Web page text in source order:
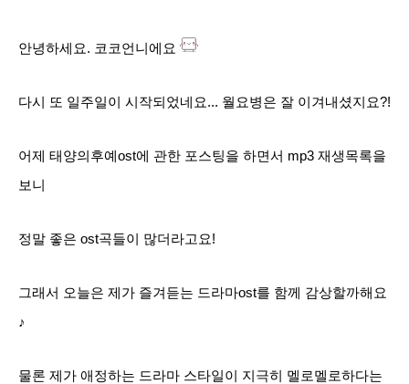
안녕하세요. 코코언니에요
다시 또 일주일이 시작되었네요... 월요병은 잘 이겨내셨지요?!
어제 태양의후예ost에 관한 포스팅을 하면서 mp3 재생목록을
보니
정말 좋은 ost곡들이 많더라고요!
그래서 오늘은 제가 즐겨듣는 드라마ost를 함께 감상할까해요
♪
물론 제가 애정하는 드라마 스타일이 지극히 멜로멜로하다는